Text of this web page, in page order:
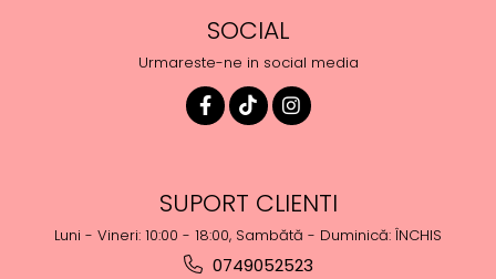
SOCIAL
Urmareste-ne in social media
SUPORT CLIENTI
Luni - Vineri: 10:00 - 18:00, Sambătă - Duminică: ÎNCHIS
0749052523